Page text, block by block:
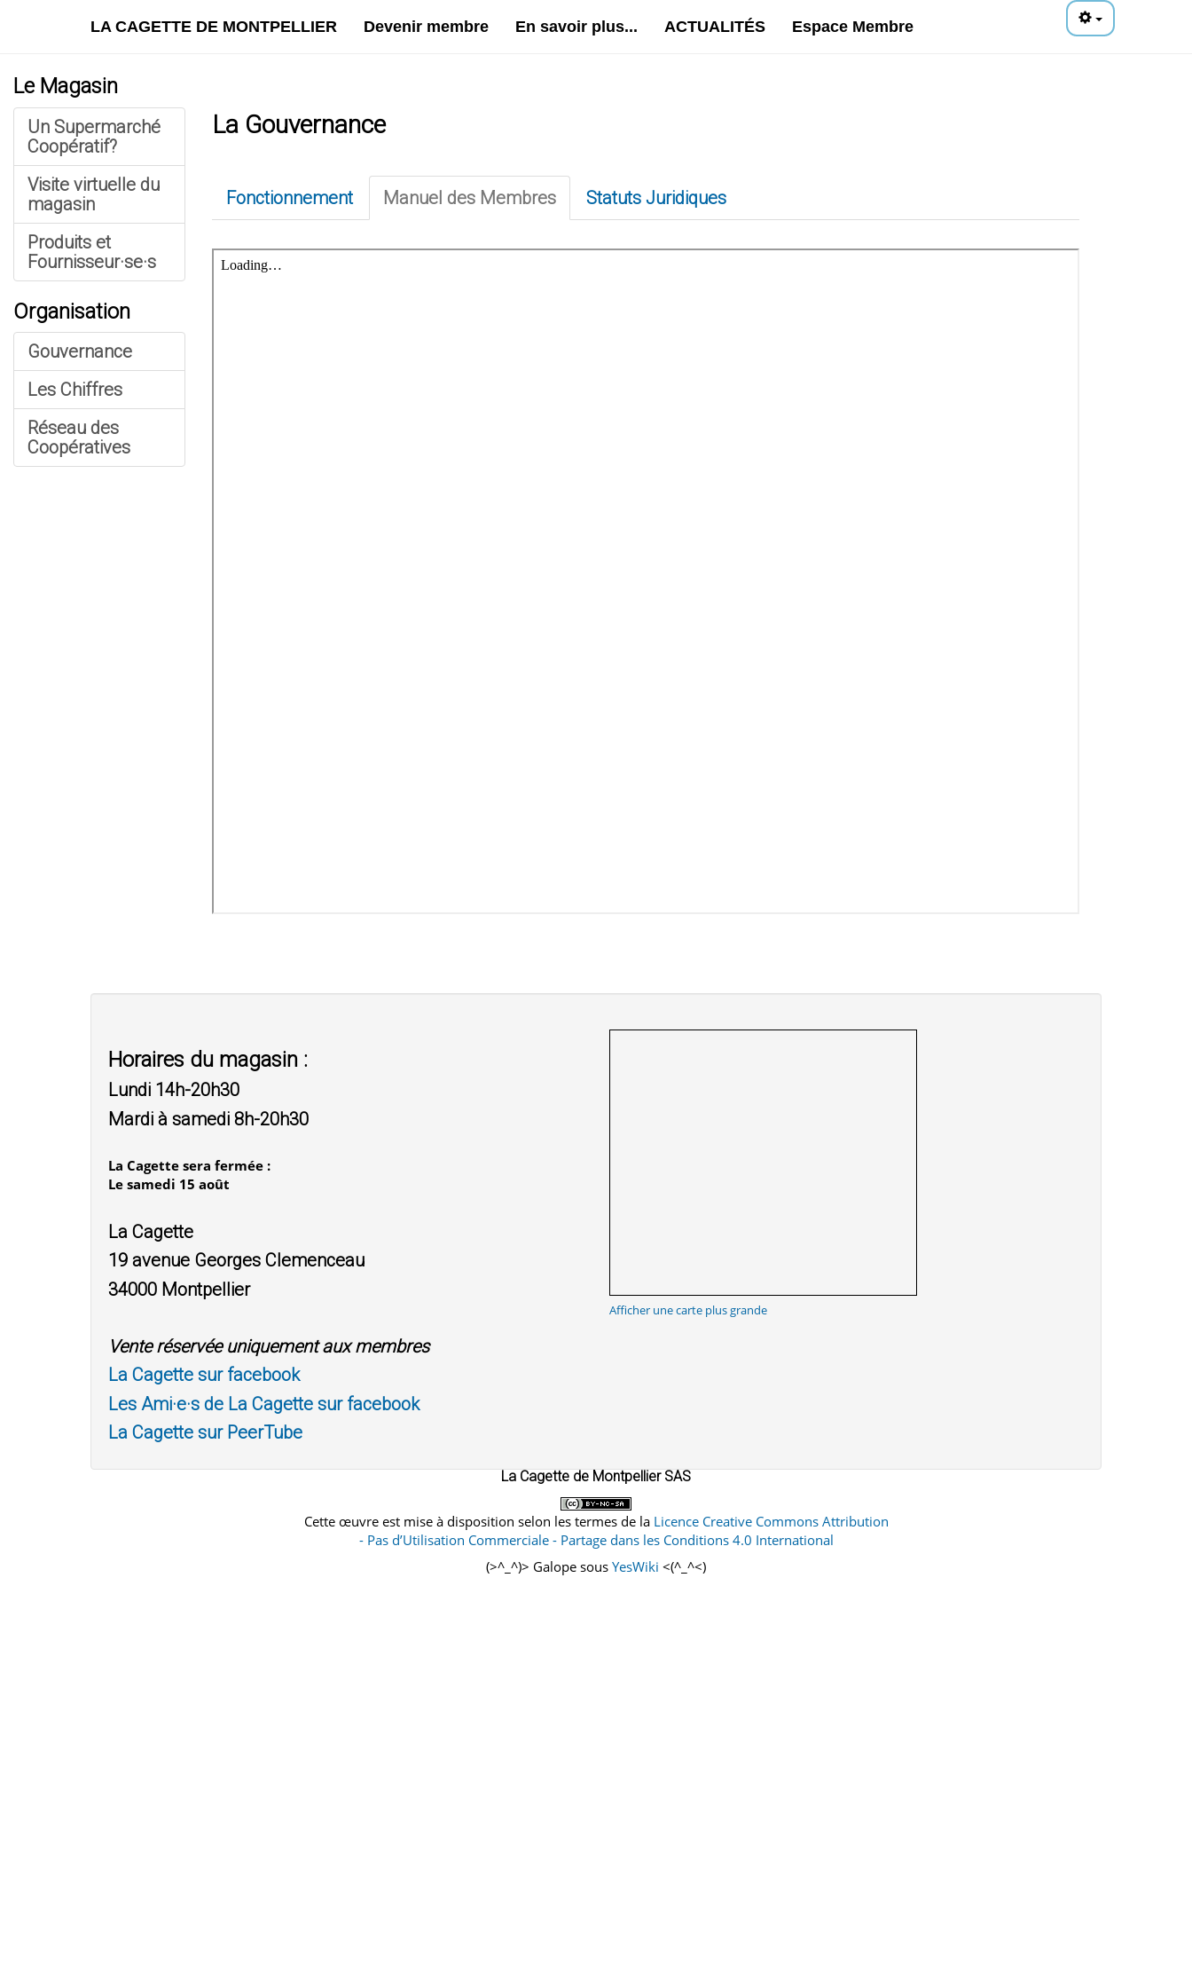
LA CAGETTE DE MONTPELLIER Devenir membre En savoir plus... ACTUALITÉS Espace Membre
Le Magasin
Un Supermarché
Coopératif?
Visite virtuelle du
magasin
Produits et
Fournisseur·se·s
Organisation
Gouvernance
Les Chiffres
Réseau des
Coopératives
La Gouvernance
Fonctionnement Manuel des Membres Statuts Juridiques
Horaires du magasin :
Lundi 14h-20h30
Mardi à samedi 8h-20h30
La Cagette sera fermée :
Le samedi 15 août
La Cagette
19 avenue Georges Clemenceau
34000 Montpellier
Vente réservée uniquement aux membres
La Cagette sur facebook
Les Ami·e·s de La Cagette sur facebook
La Cagette sur PeerTube
Afficher une carte plus grande
La Cagette de Montpellier SAS
Cette œuvre est mise à disposition selon les termes de la Licence Creative Commons Attribution
- Pas d’Utilisation Commerciale - Partage dans les Conditions 4.0 International
(>^_^)> Galope sous YesWiki <(^_^<)